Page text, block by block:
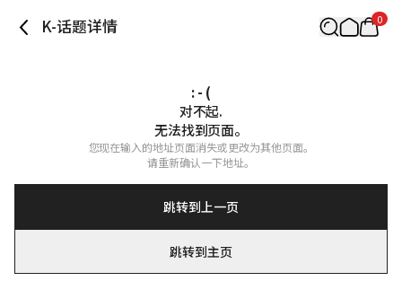
K-话题详情 0
: - (
对不起.
无法找到页面。
您现在输入的地址页面消失或更改为其他页面。
请重新确认一下地址。
跳转到上一页
跳转到主页